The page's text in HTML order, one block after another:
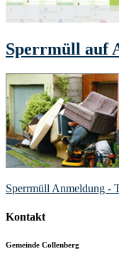
Sperrmüll auf
Sperrmüll Anmeldung -
Kontakt
Gemeinde Collenberg